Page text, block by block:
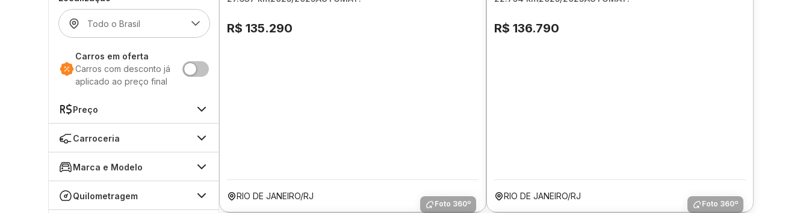
Carros em oferta
Carros com desconto já
aplicado ao preço final
Preço
Carroceria
Marca e Modelo
Quilometragem
R$ 135.290
RIO DE JANEIRO/RJ
R$ 136.790
RIO DE JANEIRO/RJ
Foto 360º Foto 360º